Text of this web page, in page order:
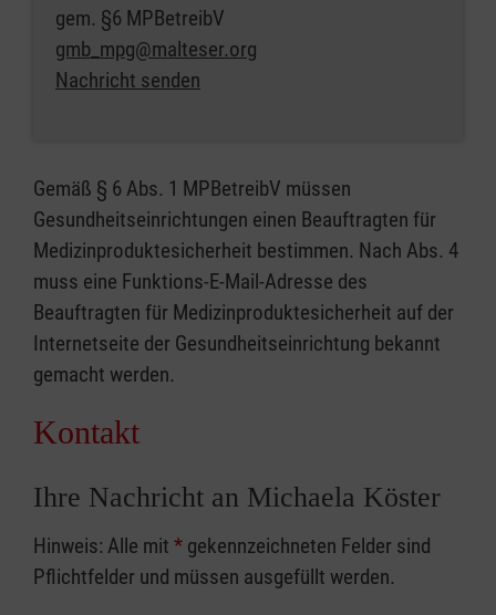
gem. §6 MPBetreibV
gmb_mpg@malteser.org
Nachricht senden
Gemäß § 6 Abs. 1 MPBetreibV müssen
Gesundheitseinrichtungen einen Beauftragten für
Medizinproduktesicherheit bestimmen. Nach Abs. 4
muss eine Funktions-E-Mail-Adresse des
Beauftragten für Medizinproduktesicherheit auf der
Internetseite der Gesundheitseinrichtung bekannt
gemacht werden.
Kontakt
Ihre Nachricht an Michaela Köster
Hinweis: Alle mit * gekennzeichneten Felder sind
Pflichtfelder und müssen ausgefüllt werden.